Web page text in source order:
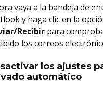
vaya a la bandeja de
y haga clic en la
Recibir para
los correos
los ajustes
automático